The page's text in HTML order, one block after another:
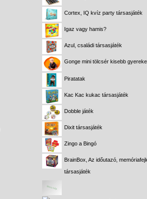
Cortex, IQ kvíz party társasjáték
Igaz vagy hamis?
Azul, családi társasjáték
Gonge mini tölcsér kisebb
Piratatak
Kac Kac kukac társasjáték
Dobble játék
Dixit társasjáték
Zingo a Bingó
BrainBox, Az időutazó,
társasjáték